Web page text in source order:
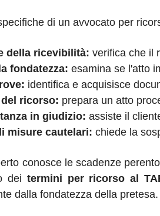
di un avvocato per
della ricevibilità: verifica che il
fondatezza: esamina se l'atto
identifica e acquisisce
ricorso: prepara un atto
in giudizio: assiste il
misure cautelari: chiede la
conosce le scadenze
dei termini per ricorso al
dalla fondatezza della pretesa.